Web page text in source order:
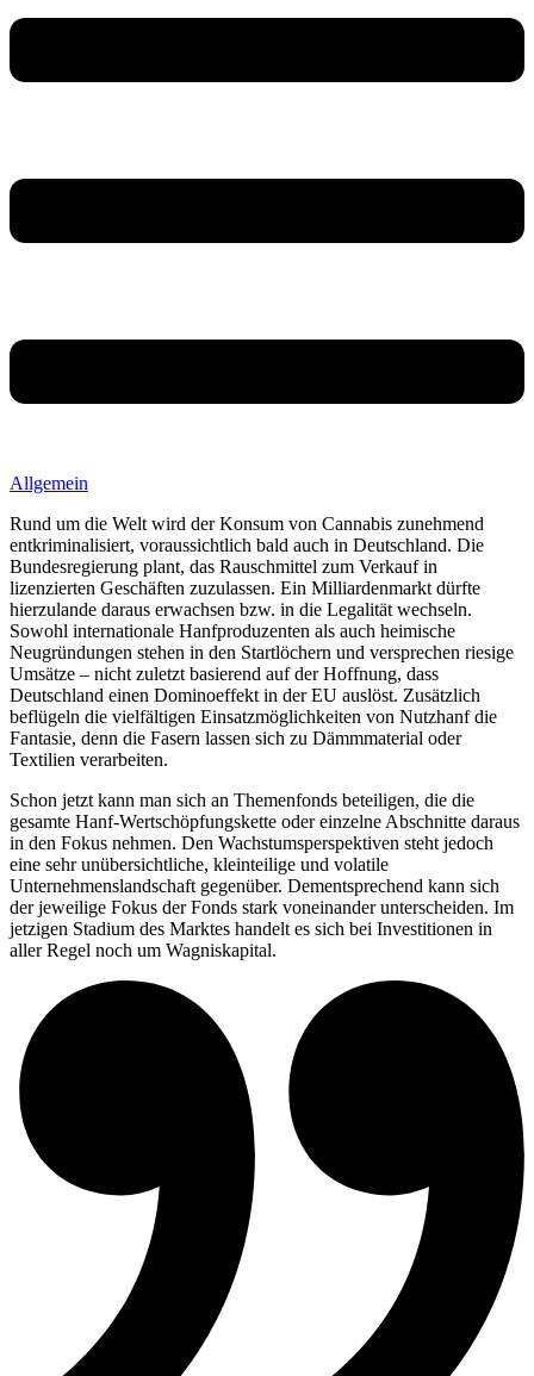
Allgemein
Rund um die Welt wird der Konsum von Cannabis zunehmend
entkriminalisiert, voraussichtlich bald auch in Deutschland. Die
Bundesregierung plant, das Rauschmittel zum Verkauf in
lizenzierten Geschäften zuzulassen. Ein Milliardenmarkt dürfte
hierzulande daraus erwachsen bzw. in die Legalität wechseln.
Sowohl internationale Hanfproduzenten als auch heimische
Neugründungen stehen in den Startlöchern und versprechen riesige
Umsätze – nicht zuletzt basierend auf der Hoffnung, dass
Deutschland einen Dominoeffekt in der EU auslöst. Zusätzlich
beflügeln die vielfältigen Einsatzmöglichkeiten von Nutzhanf die
Fantasie, denn die Fasern lassen sich zu Dämmmaterial oder
Textilien verarbeiten.
Schon jetzt kann man sich an Themenfonds beteiligen, die die
gesamte Hanf-Wertschöpfungskette oder einzelne Abschnitte daraus
in den Fokus nehmen. Den Wachstumsperspektiven steht jedoch
eine sehr unübersichtliche, kleinteilige und volatile
Unternehmenslandschaft gegenüber. Dementsprechend kann sich
der jeweilige Fokus der Fonds stark voneinander unterscheiden. Im
jetzigen Stadium des Marktes handelt es sich bei Investitionen in
aller Regel noch um Wagniskapital.